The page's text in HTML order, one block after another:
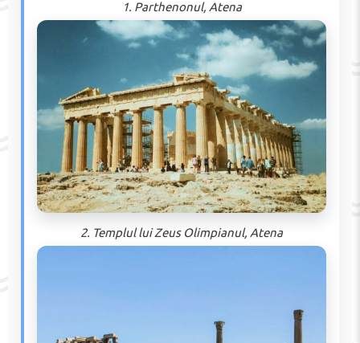
1. Parthenonul, Atena
2. Templul lui Zeus Olimpianul, Atena